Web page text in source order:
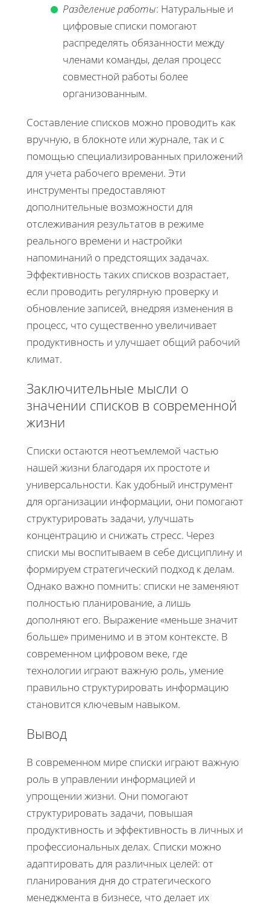
Разделение работы: Натуральные и
цифровые списки помогают
распределять обязанности между
членами команды, делая процесс
совместной работы более
организованным.
Составление списков можно проводить как
вручную, в блокноте или журнале, так и с
помощью специализированных приложений
для учета рабочего времени. Эти
инструменты предоставляют
дополнительные возможности для
отслеживания результатов в режиме
реального времени и настройки
напоминаний о предстоящих задачах.
Эффективность таких списков возрастает,
если проводить регулярную проверку и
обновление записей, внедряя изменения в
процесс, что существенно увеличивает
продуктивность и улучшает общий рабочий
климат.
Заключительные мысли о
значении списков в современной
жизни
Списки остаются неотъемлемой частью
нашей жизни благодаря их простоте и
универсальности. Как удобный инструмент
для организации информации, они помогают
структурировать задачи, улучшать
концентрацию и снижать стресс. Через
списки мы воспитываем в себе дисциплину и
формируем стратегический подход к делам.
Однако важно помнить: списки не заменяют
полностью планирование, а лишь
дополняют его. Выражение «меньше значит
больше» применимо и в этом контексте. В
современном цифровом веке, где
технологии играют важную роль, умение
правильно структурировать информацию
становится ключевым навыком.
Вывод
В современном мире списки играют важную
роль в управлении информацией и
упрощении жизни. Они помогают
структурировать задачи, повышая
продуктивность и эффективность в личных и
профессиональных делах. Списки можно
адаптировать для различных целей: от
планирования дня до стратегического
менеджмента в бизнесе, что делает их